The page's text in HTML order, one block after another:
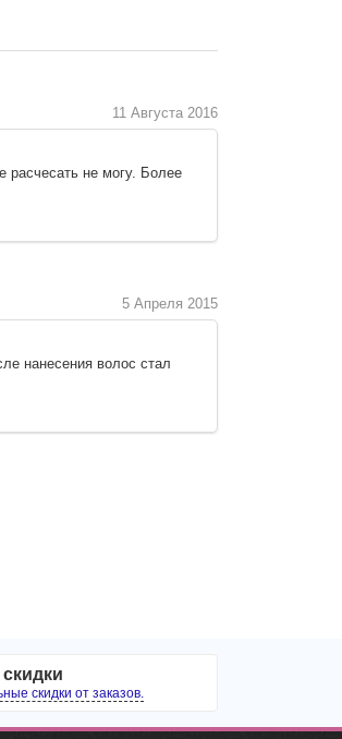
11 Августа 2016
расчесать не могу. Более
5 Апреля 2015
нанесения волос стал
скидки от заказов.